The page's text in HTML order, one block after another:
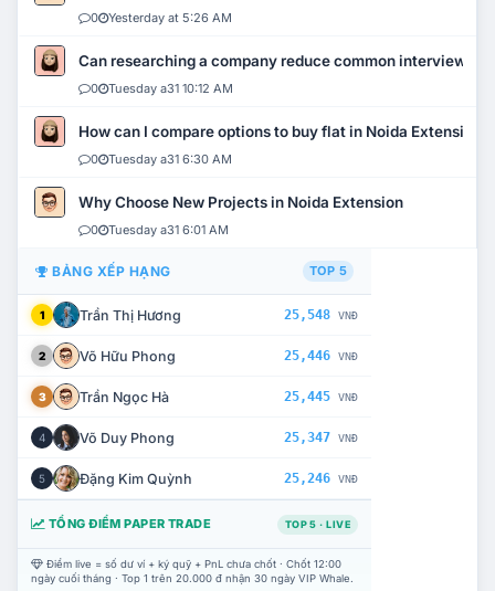
0 Yesterday at 5:26 AM
Can researching a company reduce common interview
0 Tuesday a31 10:12 AM
How can I compare options to buy flat in Noida Extension?
0 Tuesday a31 6:30 AM
Why Choose New Projects in Noida Extension
0 Tuesday a31 6:01 AM
BẢNG XẾP HẠNG TOP 5
1 Trần Thị Hương 25,548 VNĐ
2 Võ Hữu Phong 25,446 VNĐ
3 Trần Ngọc Hà 25,445 VNĐ
4 Võ Duy Phong 25,347 VNĐ
5 Đặng Kim Quỳnh 25,246 VNĐ
TỔNG ĐIỂM PAPER TRADE TOP 5 · LIVE
Điểm live = số dư ví + ký quỹ + PnL chưa chốt · Chốt 12:00
ngày cuối tháng · Top 1 trên 20.000 đ nhận 30 ngày VIP Whale.